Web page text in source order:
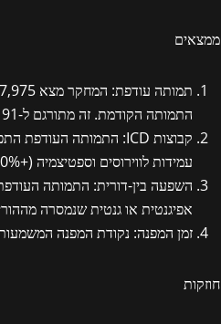
ממצאים
תמותה עודפת
התמותה הקודמת. זה מתורגם ל-191 מקרי מוות עודפים בשבוע עד לשבוע 20 של 2025.
קבוצות ICD
עמידות לווירוסים וספטיצמיה (+90%), ובעיות נשימה (+54%).
השפעה בין-דורית: התמותה
אפיגנטית או גנטית שנמסרה
זמן המפנה: נקודת המפנה המשמעותית התרחשה בשבוע 14 של 2021,
חוזקות